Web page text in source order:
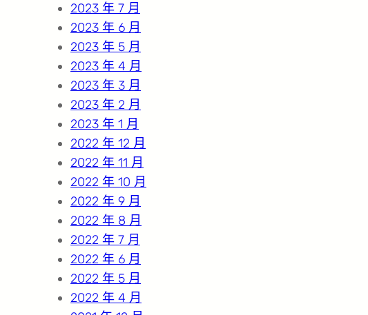
2023 年 7 月
2023 年 6 月
2023 年 5 月
2023 年 4 月
2023 年 3 月
2023 年 2 月
2023 年 1 月
2022 年 12 月
2022 年 11 月
2022 年 10 月
2022 年 9 月
2022 年 8 月
2022 年 7 月
2022 年 6 月
2022 年 5 月
2022 年 4 月